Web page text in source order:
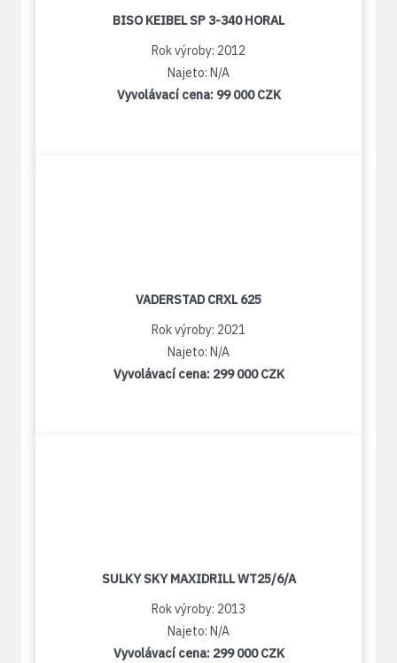
BISO KEIBEL SP 3-340 HORAL
Rok výroby: 2012
Najeto: N/A
Vyvolávací cena: 99 000 CZK
VADERSTAD CRXL 625
Rok výroby: 2021
Najeto: N/A
Vyvolávací cena: 299 000 CZK
SULKY SKY MAXIDRILL WT25/6/A
Rok výroby: 2013
Najeto: N/A
Vyvolávací cena: 299 000 CZK